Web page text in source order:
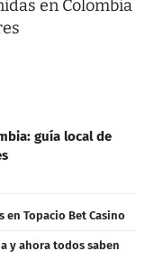
en Colombia
guía local de
Topacio Bet Casino
y ahora todos saben